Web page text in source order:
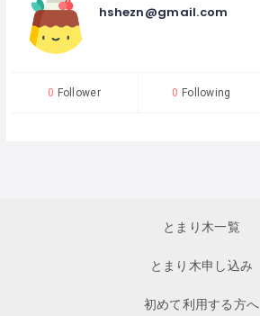
hshezn@gmail.com
0 Follower 0 Following
とまり木一覧
とまり木申し込み
初めて利用する方へ